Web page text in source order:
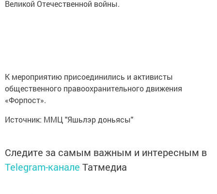
Великой Отечественной войны.
К мероприятию присоединились и активисты
общественного правоохранительного движения
«Форпост».
Источник: ММЦ "Яшьлэр доньясы"
Следите за самым важным и интересным в
Telegram-канале Татмедиа